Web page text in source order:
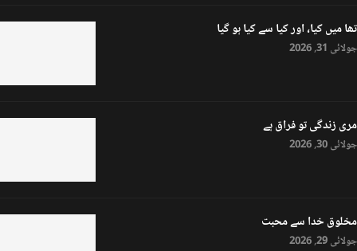
تھا میں کیا، اور کیا سے کیا ہو گیا
جولائی 31, 2026
مری زندگی تو فراق ہے
جولائی 30, 2026
مخلوق خدا سے محبت
جولائی 29, 2026